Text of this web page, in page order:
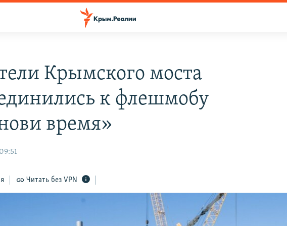
Крымского моста
к флешмобу
время»
Читать без VPN